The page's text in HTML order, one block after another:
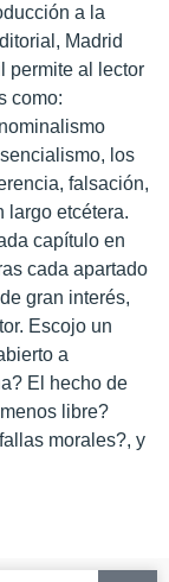
a la
Madrid
permite al lector
como:
los
falsación,
largo etcétera.
capítulo en
cada apartado
gran interés,
Escojo un
a
El hecho de
libre?
morales?, y